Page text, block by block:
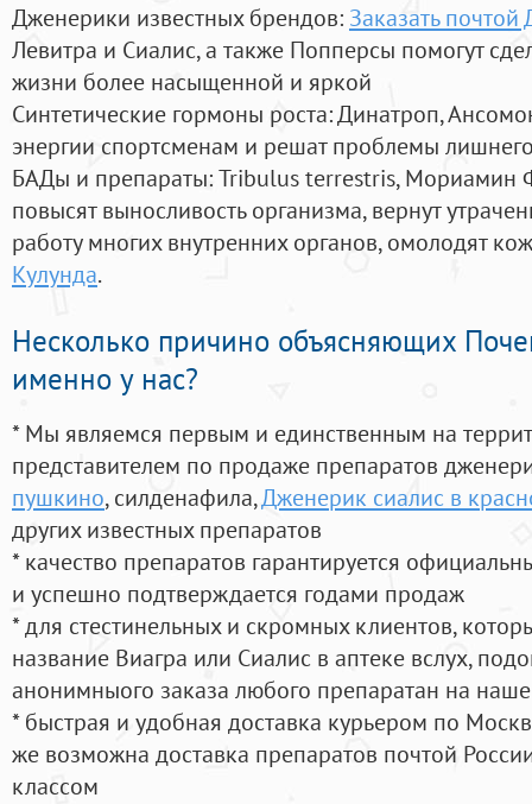
Дженерики известных брендов: Заказать
Левитра и Сиалис, а также Попперсы помогут
жизни более насыщенной и яркой
Синтетические гормоны роста: Динатроп,
энергии спортсменам и решат проблемы
БАДы и препараты:Tribulus terrestris, Мориамин
повысят выносливость организма, вернут
работу многих внутренних органов, омолодят
Кулунда.
Несколько причино объясняющих
именно у нас?
* Мы являемся первым и единственным на
представителем по продаже препаратов
пушкино, силденафила,Дженерик сиалис в
других известных препаратов
* качество препаратов гарантируется
и успешно подтверждается годами продаж
* для стестинельных и скромных клиентов,
название Виагра или Сиалис в аптеке вслух,
анонимныого заказа любого препаратан на
* быстрая и удобная доставка курьером по
же возможна доставка препаратов почтой
классом